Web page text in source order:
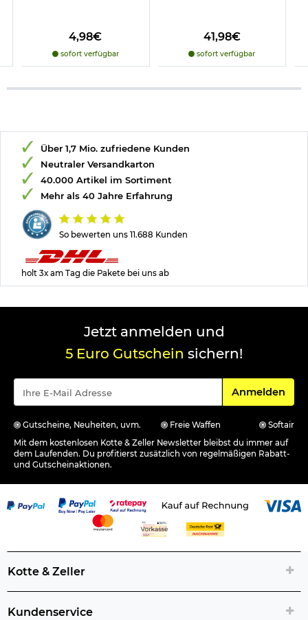
4,98€
sofort verfügbar
41,98€
sofort verfügbar
So bewerten uns 11.688 Kunden
Über 1,7 Mio. zufriedene Kunden
Neutraler Versandkarton
40.000 Artikel im Sortiment
Mehr als 40 Jahre Erfahrung
holt 3x am Tag die Pakete bei uns ab
Jetzt anmelden und
5 Euro Gutschein sichern!
Für den
Anmelden
Gutscheine, Neuheiten, uvm. Freie Waffen
Softair
Mit dem kostenlosen Kotte & Zeller Newsletter bleibst du immer auf
dem Laufenden. Du profitierst zusätzlich von regelmäßigen Rabatt-
und Gutscheinaktionen.
Kotte & Zeller
Kundenservice